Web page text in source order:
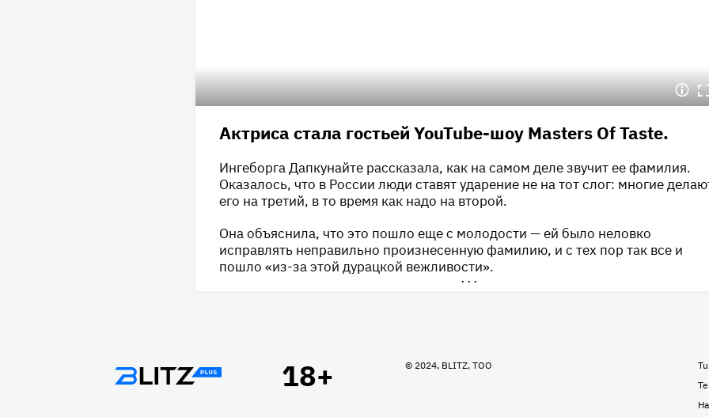
Актриса стала гостьей YouTube-шоу Masters Of Taste.
Ингеборга Дапкунайте рассказала, как на самом деле звучит ее фамилия.
Оказалось, что в России люди ставят ударение не на тот слог: многие
его на третий, в то время как надо на второй.
Она объяснила, что это пошло еще с молодости — ей было неловко
исправлять неправильно произнесенную фамилию, и с тех пор так все и
пошло «из-за этой дурацкой вежливости».
•••
Подвал
© 2024, BLITZ, TOO